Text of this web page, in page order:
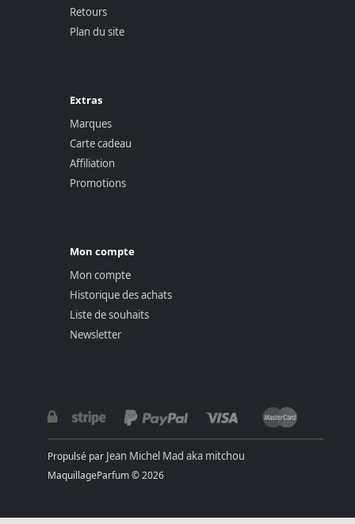
Retours
Plan du site
Extras
Marques
Carte cadeau
Affiliation
Promotions
Mon compte
Mon compte
Historique des achats
Liste de souhaits
Newsletter
Propulsé par Jean Michel Mad aka mitchou
MaquillageParfum © 2026